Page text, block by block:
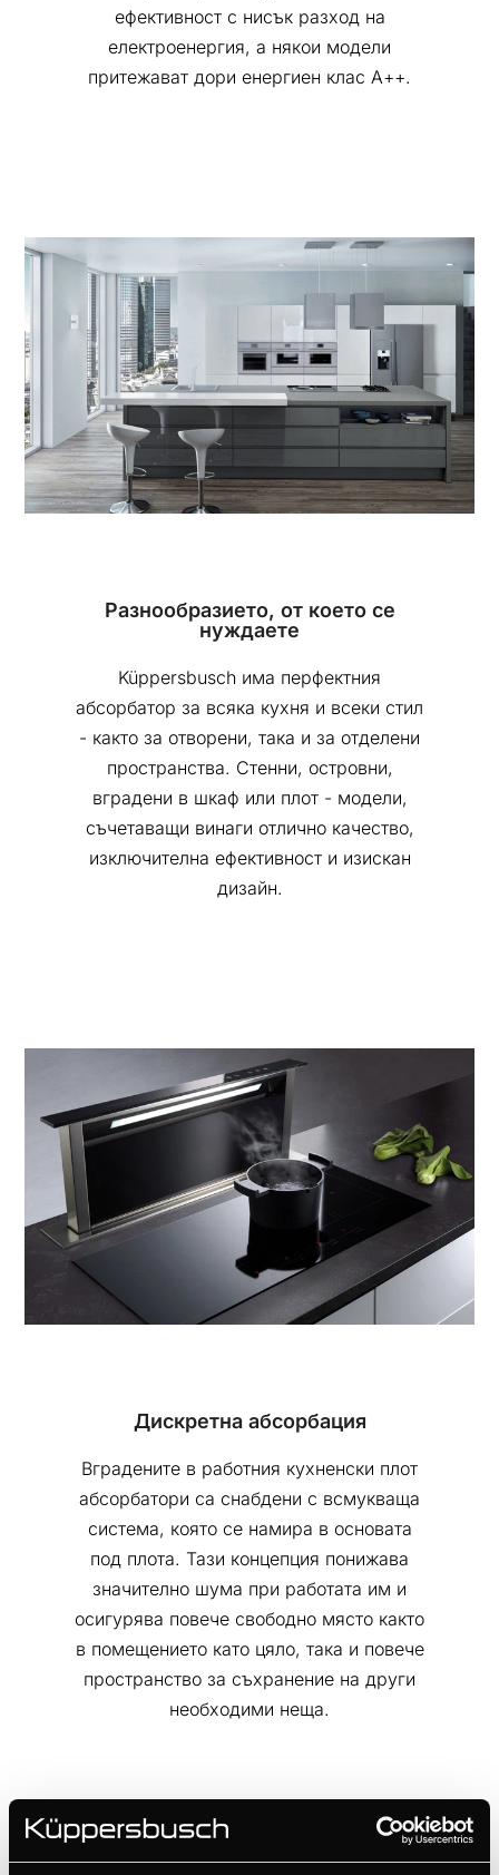
ефективност с нисък разход на
електроенергия, а някои модели
притежават дори енергиен клас А++.
Разнообразието, от което се
нуждаете
Küppersbusch има перфектния
абсорбатор за всяка кухня и всеки стил
- както за отворени, така и за отделени
пространства. Стенни, островни,
вградени в шкаф или плот - модели,
съчетаващи винаги отлично качество,
изключителна ефективност и изискан
дизайн.
Дискретна абсорбация
Вградените в работния кухненски плот
абсорбатори са снабдени с всмукваща
система, която се намира в основата
под плота. Тази концепция понижава
значително шума при работата им и
осигурява повече свободно място както
в помещението като цяло, така и повече
пространство за съхранение на други
необходими неща.